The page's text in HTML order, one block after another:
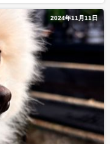
2024年11月11日